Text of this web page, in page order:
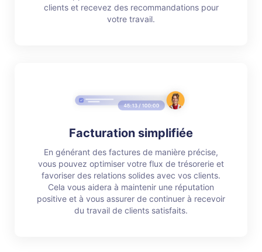
clients et recevez des recommandations pour
votre travail.
Facturation simplifiée
En générant des factures de manière précise,
vous pouvez optimiser votre flux de trésorerie et
favoriser des relations solides avec vos clients.
Cela vous aidera à maintenir une réputation
positive et à vous assurer de continuer à recevoir
du travail de clients satisfaits.